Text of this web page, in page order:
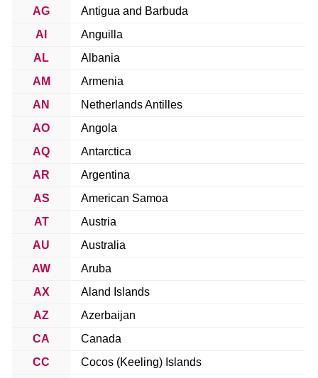
AG
Antigua and Barbuda
AI
Anguilla
AL
Albania
AM
Armenia
AN
Netherlands Antilles
AO
Angola
AQ
Antarctica
AR
Argentina
AS
American Samoa
AT
Austria
AU
Australia
AW
Aruba
AX
Aland Islands
AZ
Azerbaijan
CA
Canada
CC
Cocos (Keeling) Islands